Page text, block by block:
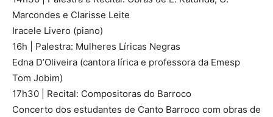
Marcondes e Clarisse Leite
Iracele Livero (piano)
16h | Palestra: Mulheres Líricas Negras
Edna D’Oliveira (cantora lírica e professora da Emesp
Tom Jobim)
17h30 | Recital: Compositoras do Barroco
Concerto dos estudantes de Canto Barroco com obras de